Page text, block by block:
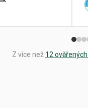
Z více než 12